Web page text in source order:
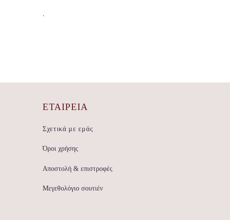
.
ΕΤΑΙΡΕΊΑ
Σχετικά με εμάς
Όροι χρήσης
Αποστολή & επιστροφές
Μεγεθολόγιο σουτιέν